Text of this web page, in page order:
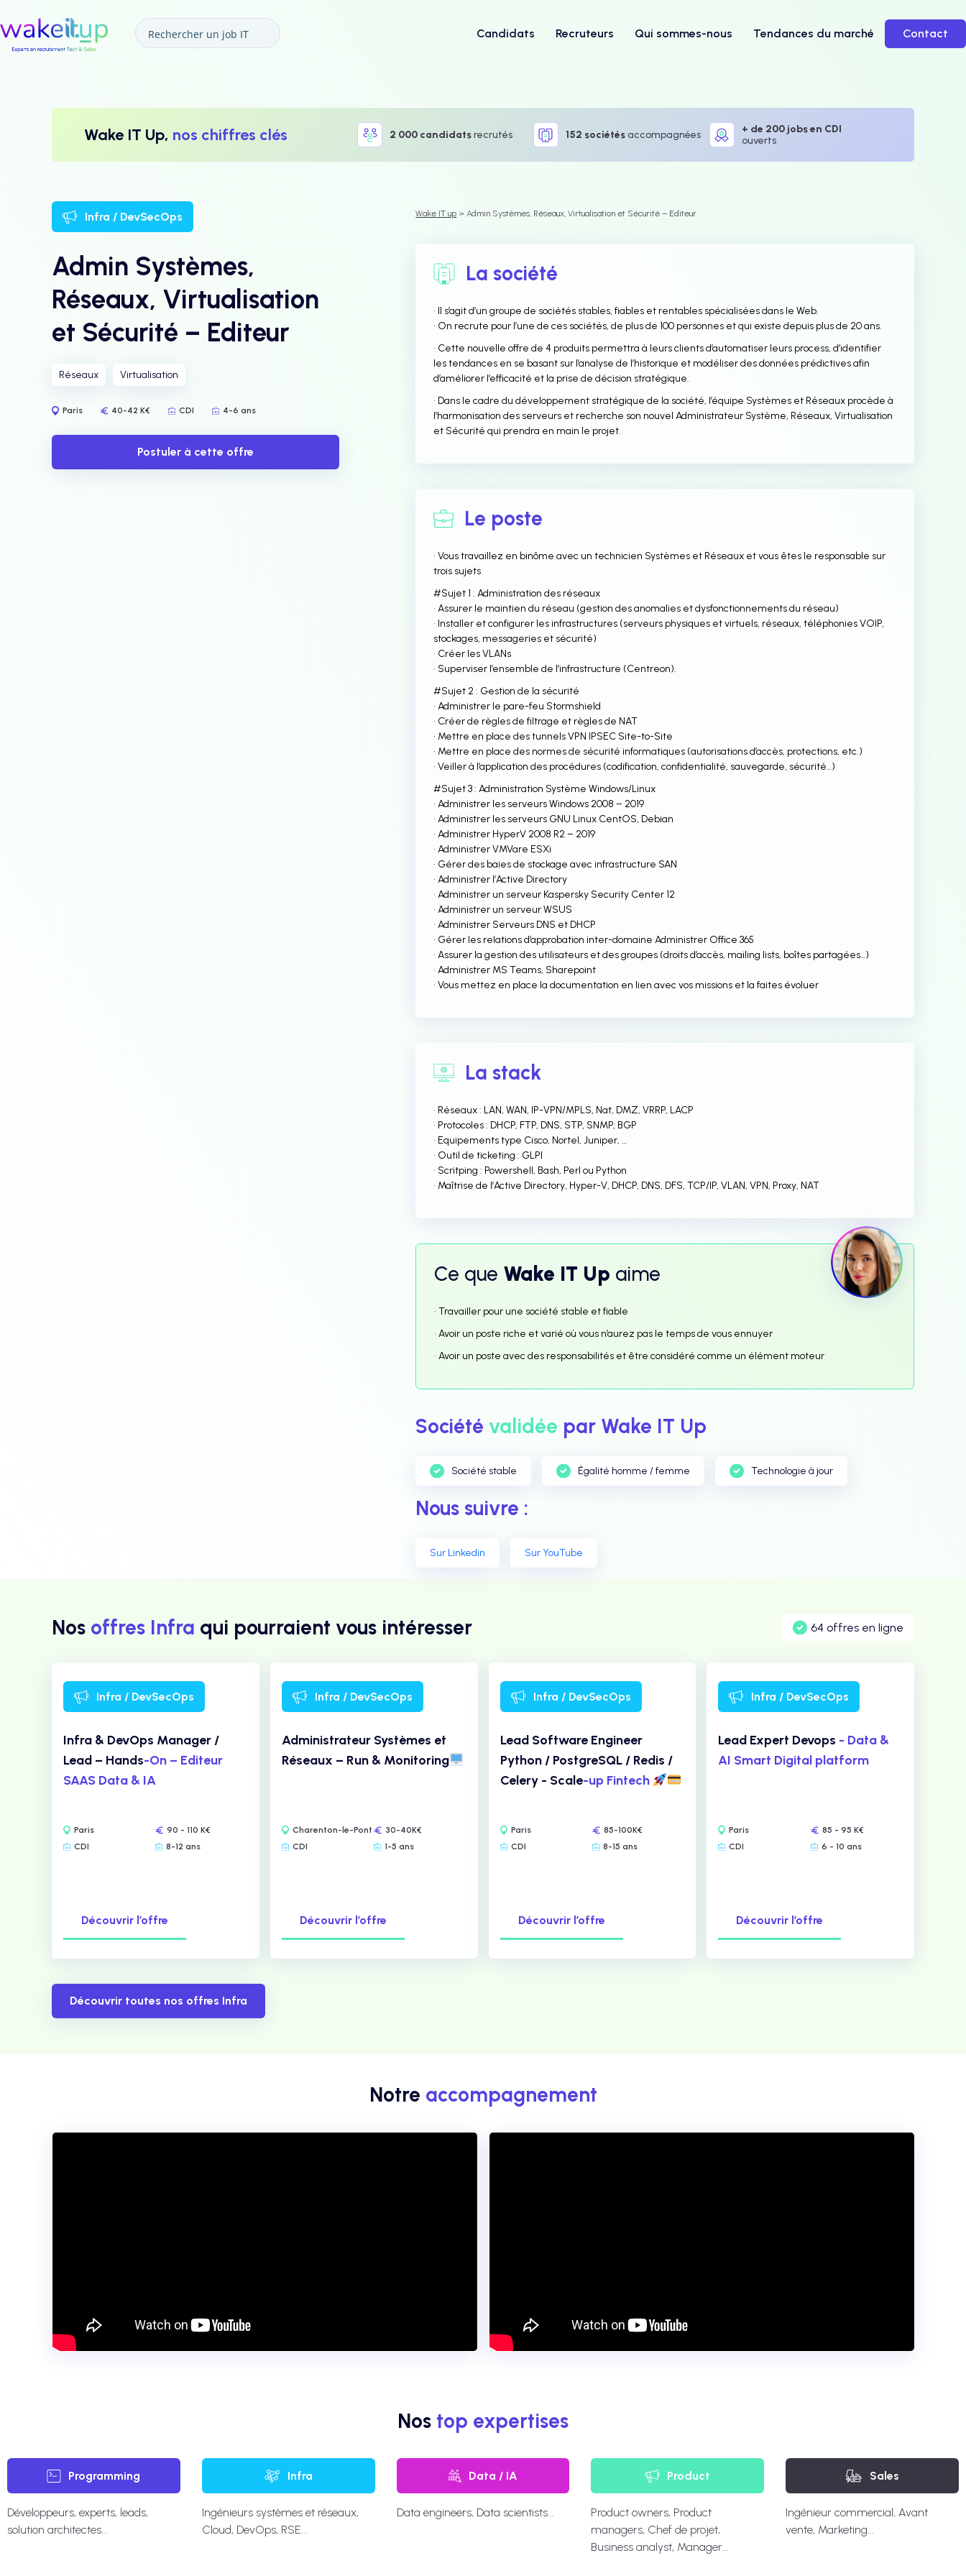
Candidats Recruteurs Qui sommes-nous Tendances du marché Contact
Wake IT Up, nos chiffres clés 2 000 candidatsrecrutés 152 sociétésaccompagnées
+ de 200 jobs en CDI
ouverts
Infra / DevSecOps
Admin Systèmes,
Réseaux, Virtualisation
et Sécurité – Editeur
Réseaux Virtualisation
Paris 40-42 K€ CDI 4-6 ans
Postuler à cette offre
Wake IT up > Admin Systèmes, Réseaux, Virtualisation et Sécurité – Editeur
La société
• Il s’agit d’un groupe de sociétés stables, fiables et rentables spécialisées dans le Web.
• On recrute pour l’une de ces sociétés, de plus de 100 personnes et qui existe depuis plus de 20 ans.
• Cette nouvelle offre de 4 produits permettra à leurs clients d’automatiser leurs process, d’identifier
les tendances en se basant sur l’analyse de l’historique et modéliser des données prédictives afin
d’améliorer l’efficacité et la prise de décision stratégique.
• Dans le cadre du développement stratégique de la société, l’équipe Systèmes et Réseaux procède à
l’harmonisation des serveurs et recherche son nouvel Administrateur Système, Réseaux, Virtualisation
et Sécurité qui prendra en main le projet.
Le poste
• Vous travaillez en binôme avec un technicien Systèmes et Réseaux et vous êtes le responsable sur
trois sujets
#Sujet 1 : Administration des réseaux
• Assurer le maintien du réseau (gestion des anomalies et dysfonctionnements du réseau)
• Installer et configurer les infrastructures (serveurs physiques et virtuels, réseaux, téléphonies VOIP,
stockages, messageries et sécurité)
• Créer les VLANs
• Superviser l’ensemble de l’infrastructure (Centreon).
#Sujet 2 : Gestion de la sécurité
• Administrer le pare-feu Stormshield
• Créer de règles de filtrage et règles de NAT
• Mettre en place des tunnels VPN IPSEC Site-to-Site
• Mettre en place des normes de sécurité informatiques (autorisations d’accès, protections, etc.)
• Veiller à l’application des procédures (codification, confidentialité, sauvegarde, sécurité…)
#Sujet 3 : Administration Système Windows/Linux
• Administrer les serveurs Windows 2008 – 2019
• Administrer les serveurs GNU Linux CentOS, Debian
• Administrer HyperV 2008 R2 – 2019
• Administrer VMVare ESXi
• Gérer des baies de stockage avec infrastructure SAN
• Administrer l’Active Directory
• Administrer un serveur Kaspersky Security Center 12
• Administrer un serveur WSUS
• Administrer Serveurs DNS et DHCP
• Gérer les relations d’approbation inter-domaine Administrer Office 365
• Assurer la gestion des utilisateurs et des groupes (droits d’accès, mailing lists, boîtes partagées…)
• Administrer MS Teams, Sharepoint
• Vous mettez en place la documentation en lien avec vos missions et la faites évoluer
La stack
• Réseaux : LAN, WAN, IP-VPN/MPLS, Nat, DMZ, VRRP, LACP
• Protocoles : DHCP, FTP, DNS, STP, SNMP, BGP
• Equipements type Cisco, Nortel, Juniper, …
• Outil de ticketing : GLPI
• Scritping : Powershell, Bash, Perl ou Python
• Maîtrise de l’Active Directory, Hyper-V, DHCP, DNS, DFS, TCP/IP, VLAN, VPN, Proxy, NAT
Ce que Wake IT Up aime
• Travailler pour une société stable et fiable
• Avoir un poste riche et varié où vous n’aurez pas le temps de vous ennuyer
• Avoir un poste avec des responsabilités et être considéré comme un élément moteur
Société validée par Wake IT Up
Société stable Égalité homme / femme Technologie à jour
Nous suivre :
Sur Linkedin Sur YouTube
Nos offres Infra qui pourraient vous intéresser 64 offres en ligne
Infra / DevSecOps
Infra & DevOps Manager /
Lead – Hands-On – Editeur
SAAS Data & IA
Paris
90 - 110 K€
CDI
8-12 ans
Découvrir l’offre
Infra / DevSecOps
Administrateur Systèmes et
Réseaux – Run & Monitoring
Charenton-le-Pont
30-40K€
CDI
1-5 ans
Découvrir l’offre
Infra / DevSecOps
Lead Software Engineer
Python / PostgreSQL / Redis /
Celery - Scale-up Fintech
Paris
85-100K€
CDI
8-15 ans
Découvrir l’offre
Infra / DevSecOps
Lead Expert Devops - Data &
AI Smart Digital platform
Paris
85 - 95 K€
CDI
6 - 10 ans
Découvrir l’offre
Découvrir toutes nos offres Infra
Notre accompagnement
Nos top expertises
Programming
Développeurs, experts, leads,
solution architectes...
Infra
Ingénieurs systèmes et réseaux,
Cloud, DevOps, RSE...
Data / IA
Data engineers, Data scientists...
Product
Product owners, Product
managers, Chef de projet,
Business analyst, Manager...
Sales
Ingénieur commercial, Avant
vente, Marketing...